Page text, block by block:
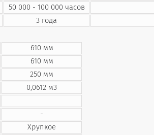
50 000 - 100 000 часов
3 года
610 мм
610 мм
250 мм
0,0612 м3
-
Хрупкое